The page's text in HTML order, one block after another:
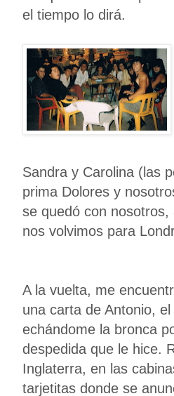
el tiempo lo dirá.
Sandra y Carolina (las
prima Dolores y
se quedó con
nos volvimos para
A la vuelta, me
una carta de Antonio,
echándome la bronca
despedida que le hice.
Inglaterra, en las
tarjetitas donde se